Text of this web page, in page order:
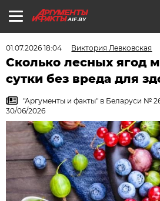
AIF.BY
01.07.2026 18:04 Виктория Левковская
Сколько лесных ягод
сутки без вреда для
"Аргументы и факты" в Беларуси №
30/06/2026